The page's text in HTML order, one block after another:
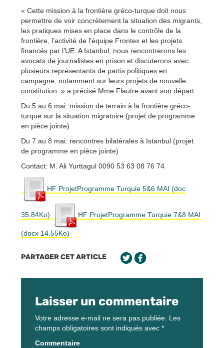
« Cette mission à la frontière gréco-turque doit nous
permettre de voir concrètement la situation des migrants,
les pratiques mises en place dans le contrôle de la
frontière, l’activité de l’équipe Frontex et les projets
financés par l’UE. A Istanbul, nous rencontrerons les
avocats de journalistes en prison et discuterons avec
plusieurs représentants de partis politiques en
campagne, notamment sur leurs projets de nouvelle
constitution. » a précisé Mme Flautre avant son départ.
Du 5 au 6 mai: mission de terrain à la frontière gréco-
turque sur la situation migratoire (projet de programme
en pièce jointe)
Du 7 au 8 mai: rencontres bilatérales à Istanbul (projet
de programme en pièce jointe)
Contact: M. Ali Yurttagul 0090 53 63 08 76 74
HF ProjetProgramme Turquie 5&6 MAI (doc
35.84Ko) HF ProjetProgramme Turquie 7&8 MAI
(docx 14.55Ko)
PARTAGER CET ARTICLE
Laisser un commentaire
Votre adresse e-mail ne sera pas publiée. Les
champs obligatoires sont indiqués avec *
Commentaire